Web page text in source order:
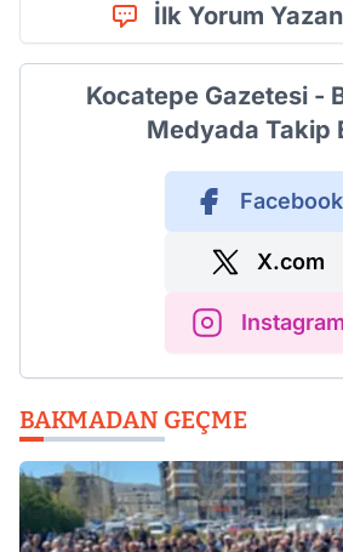
İlk Yorum
Kocatepe Gazetesi -
Medyada Takip
Facebook
X.com
Instagram
BAKMADAN GEÇME